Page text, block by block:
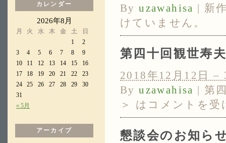
Byuzawahisa | 新
けていません。
第四十回観世寿
2018年12月12日 –
Byuzawahisa | 第
＞ は コメントを受
懇談会のお知ら
カレンダー
2026年8月
月 火 水 木 金 土 日
« 5月
1
2
3
4 5 6 7 8
9
10
11 12 13 14 15
16
17
18 19 20 21 22
23
24
25 26 27 28 29
30
31
アーカイブ